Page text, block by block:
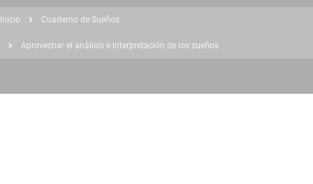
Inicio Cuaderno de Sueños
Aprovechar el análisis e interpretación de los sueños